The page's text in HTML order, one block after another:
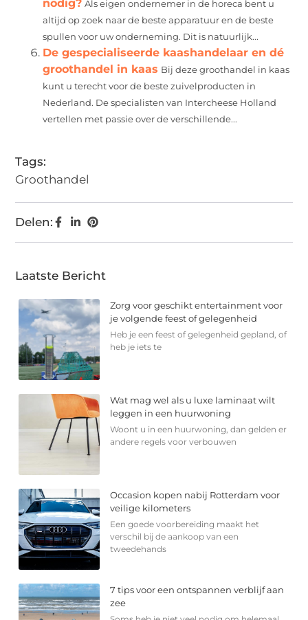
nodig? Als eigen ondernemer in de horeca bent u
altijd op zoek naar de beste apparatuur en de beste
spullen voor uw onderneming. Dit is natuurlijk...
De gespecialiseerde kaashandelaar en dé
groothandel in kaas Bij deze groothandel in kaas
kunt u terecht voor de beste zuivelproducten in
Nederland. De specialisten van Intercheese Holland
vertellen met passie over de verschillende...
Tags:
Groothandel
Delen:
Laatste Bericht
Zorg voor geschikt entertainment voor
je volgende feest of gelegenheid
Heb je een feest of gelegenheid gepland, of
heb je iets te
Wat mag wel als u luxe laminaat wilt
leggen in een huurwoning
Woont u in een huurwoning, dan gelden er
andere regels voor verbouwen
Occasion kopen nabij Rotterdam voor
veilige kilometers
Een goede voorbereiding maakt het
verschil bij de aankoop van een
tweedehands
7 tips voor een ontspannen verblijf aan
zee